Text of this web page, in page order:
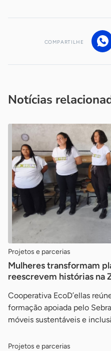
COMPARTILHE
Notícias
Projetos e parcerias
Mulheres transformam
reescrevem histórias na
Cooperativa EcoD’ellas
formação apoiada pelo
móveis sustentáveis e
Projetos e parcerias